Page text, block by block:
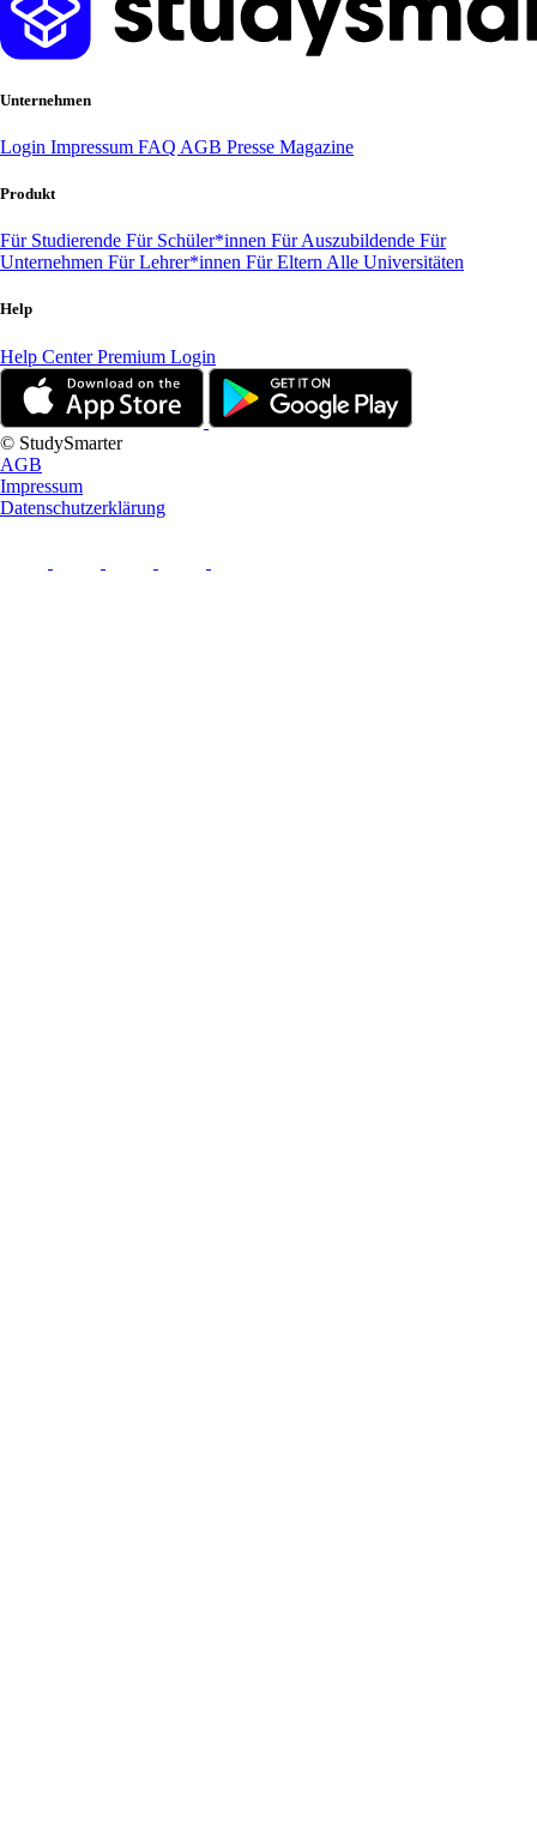
Unternehmen
Login Impressum FAQ AGB Presse Magazine
Produkt
Für Studierende Für Schüler*innen Für Auszubildende Für
Unternehmen Für Lehrer*innen Für Eltern Alle Universitäten
Help
Help CenterPremium Login
© StudySmarter
AGB
Impressum
Datenschutzerklärung